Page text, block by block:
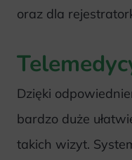
oraz dla
Dzięki
bardzo duże
takich wizyt.